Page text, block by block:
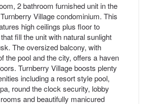
2 bathroom furnished unit in the
Village condominium. This
high ceilings plus floor to
fill the unit with natural sunlight
The oversized balcony, with
the pool and the city, offers a haven
Turnberry Village boosts plenty
including a resort style pool,
round the clock security, lobby
and beautifully manicured